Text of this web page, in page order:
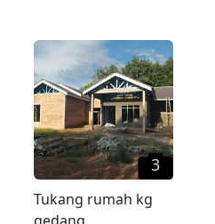
3
Tukang rumah kg